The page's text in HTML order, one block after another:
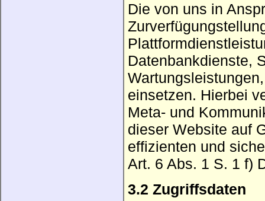
Die von uns in
Datenbankdienste,
einsetzen. Hierbei
Meta- und
dieser Website auf
effizienten und
Art. 6 Abs. 1 S. 1 f)
3.2 Zugriffsdaten